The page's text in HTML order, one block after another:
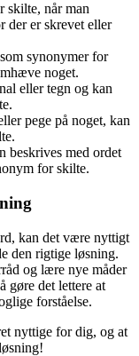
skilte, når man
der er skrevet eller
synonymer for
noget.
eller tegn og kan
pege på noget, kan
beskrives med ordet
for skilte.
kan det være nyttigt
den rigtige løsning.
og lære nye måder
gøre det lettere at
forståelse.
nyttige for dig, og at